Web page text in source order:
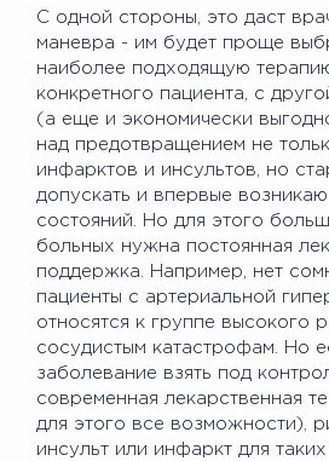
С одной стороны, это даст
маневра - им будет проще
наиболее подходящую
конкретного пациента, с
(а еще и экономически
над предотвращением не
инфарктов и инсультов, но
допускать и впервые
состояний. Но для этого
больных нужна постоянная
поддержка. Например, нет
пациенты с артериальной
относятся к группе высокого
сосудистым катастрофам. Но
заболевание взять под
современная лекарственная
для этого все возможности),
инсульт или инфаркт для